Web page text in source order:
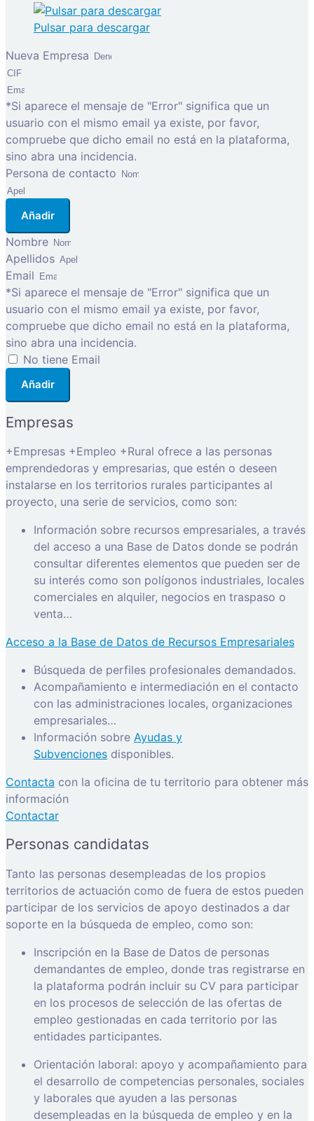
Pulsar para descargar
Nueva Empresa
*Si aparece el mensaje de "Error" significa que un
usuario con el mismo email ya existe, por favor,
compruebe que dicho email no está en la plataforma,
sino abra una incidencia.
Persona de contacto
Añadir
Nombre
Apellidos
Email
*Si aparece el mensaje de "Error" significa que un
usuario con el mismo email ya existe, por favor,
compruebe que dicho email no está en la plataforma,
sino abra una incidencia.
No tiene Email
Añadir
Empresas
+Empresas +Empleo +Rural ofrece a las personas
emprendedoras y empresarias, que estén o deseen
instalarse en los territorios rurales participantes al
proyecto, una serie de servicios, como son:
Información sobre recursos empresariales, a través
del acceso a una Base de Datos donde se podrán
consultar diferentes elementos que pueden ser de
su interés como son polígonos industriales, locales
comerciales en alquiler, negocios en traspaso o
venta…
Acceso a la Base de Datos de Recursos Empresariales
Búsqueda de perfiles profesionales demandados.
Acompañamiento e intermediación en el contacto
con las administraciones locales, organizaciones
empresariales…
Información sobre Ayudas y
Subvenciones disponibles.
Contacta con la oficina de tu territorio para obtener más
información
Contactar
Personas candidatas
Tanto las personas desempleadas de los propios
territorios de actuación como de fuera de estos pueden
participar de los servicios de apoyo destinados a dar
soporte en la búsqueda de empleo, como son:
Inscripción en la Base de Datos de personas
demandantes de empleo, donde tras registrarse en
la plataforma podrán incluir su CV para participar
en los procesos de selección de las ofertas de
empleo gestionadas en cada territorio por las
entidades participantes.
Orientación laboral: apoyo y acompañamiento para
el desarrollo de competencias personales, sociales
y laborales que ayuden a las personas
desempleadas en la búsqueda de empleo y en la